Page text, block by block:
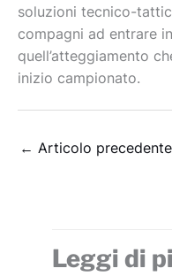
soluzioni tecnico-
compagni ad entrare
quell’atteggiamento
inizio campionato.
← Articolo precedente
Leggi di